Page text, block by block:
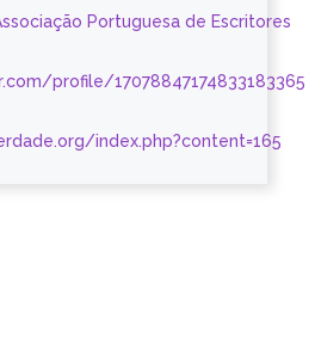
Portuguesa de Escritores
profile/17078847174833183365
index.php?content=165